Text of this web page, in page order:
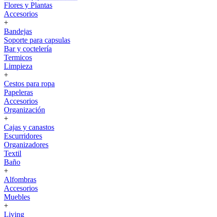
Flores y Plantas
Accesorios
+
Bandejas
Soporte para capsulas
Bar y coctelería
Termicos
Limpieza
+
Cestos para ropa
Papeleras
Accesorios
Organización
+
Cajas y canastos
Escurridores
Organizadores
Textil
Baño
+
Alfombras
Accesorios
Muebles
+
Living